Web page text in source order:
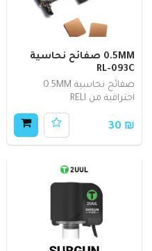
0.5MM صفائح نحاسية
RL-093C
صفائح نحاسية 0.5MM
احترافية من RELI
₪ 30